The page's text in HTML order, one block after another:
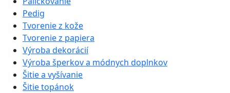
Pedig
Tvorenie z kože
Tvorenie z papiera
Výroba dekorácií
Výroba šperkov a módnych doplnkov
Šitie a vyšívanie
Šitie topánok